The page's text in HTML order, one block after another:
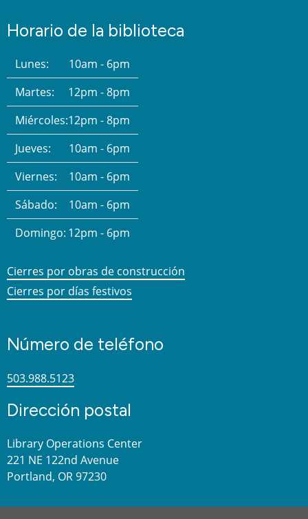
Horario de la biblioteca
Lunes:
10am - 6pm
Martes:
12pm - 8pm
Miércoles:12pm - 8pm
Jueves:
10am - 6pm
Viernes:
10am - 6pm
Sábado:
10am - 6pm
Domingo: 12pm - 6pm
Cierres por obras de construcción
Cierres por días festivos
Número de teléfono
503.988.5123
Dirección postal
Library Operations Center
221 NE 122nd Avenue
Portland, OR 97230